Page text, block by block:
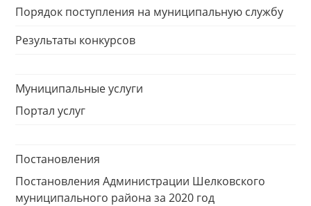
Порядок поступления на муниципальную службу
Результаты конкурсов
Муниципальные услуги
Портал услуг
Постановления
Постановления Администрации Шелковского
муниципального района за 2020 год